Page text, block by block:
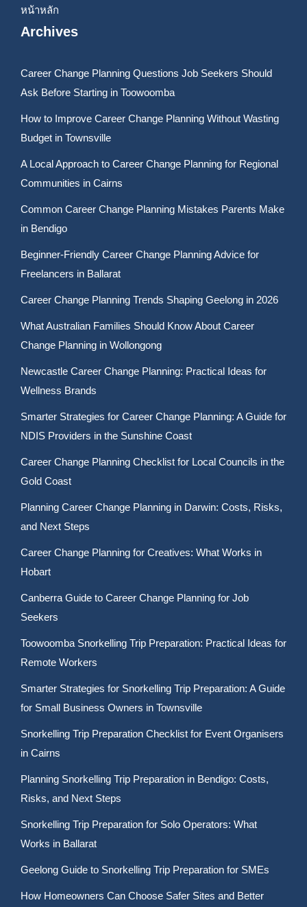
หน้าหลัก
Archives
Career Change Planning Questions Job Seekers Should
Ask Before Starting in Toowoomba
How to Improve Career Change Planning Without Wasting
Budget in Townsville
A Local Approach to Career Change Planning for Regional
Communities in Cairns
Common Career Change Planning Mistakes Parents Make
in Bendigo
Beginner-Friendly Career Change Planning Advice for
Freelancers in Ballarat
Career Change Planning Trends Shaping Geelong in 2026
What Australian Families Should Know About Career
Change Planning in Wollongong
Newcastle Career Change Planning: Practical Ideas for
Wellness Brands
Smarter Strategies for Career Change Planning: A Guide for
NDIS Providers in the Sunshine Coast
Career Change Planning Checklist for Local Councils in the
Gold Coast
Planning Career Change Planning in Darwin: Costs, Risks,
and Next Steps
Career Change Planning for Creatives: What Works in
Hobart
Canberra Guide to Career Change Planning for Job
Seekers
Toowoomba Snorkelling Trip Preparation: Practical Ideas for
Remote Workers
Smarter Strategies for Snorkelling Trip Preparation: A Guide
for Small Business Owners in Townsville
Snorkelling Trip Preparation Checklist for Event Organisers
in Cairns
Planning Snorkelling Trip Preparation in Bendigo: Costs,
Risks, and Next Steps
Snorkelling Trip Preparation for Solo Operators: What
Works in Ballarat
Geelong Guide to Snorkelling Trip Preparation for SMEs
How Homeowners Can Choose Safer Sites and Better